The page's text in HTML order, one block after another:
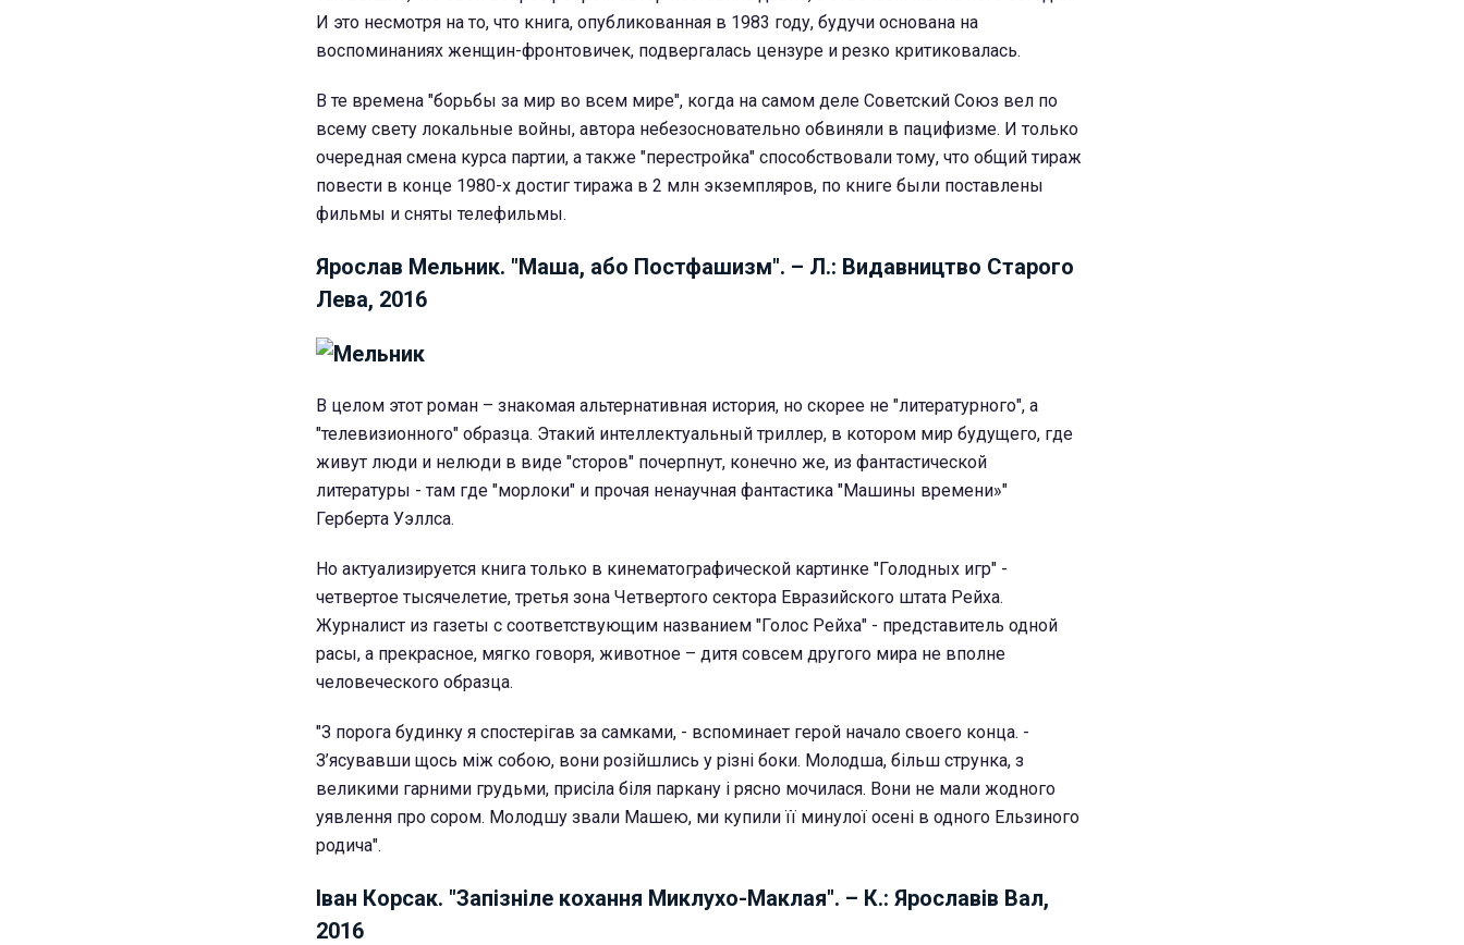
И это несмотря на то, что книга, опубликованная в 1983 году, будучи основана на
воспоминаниях женщин-фронтовичек, подвергалась цензуре и резко критиковалась.
В те времена "борьбы за мир во всем мире", когда на самом деле Советский Союз вел по
всему свету локальные войны, автора небезосновательно обвиняли в пацифизме. И только
очередная смена курса партии, а также "перестройка" способствовали тому, что общий тираж
повести в конце 1980-х достиг тиража в 2 млн экземпляров, по книге были поставлены
фильмы и сняты телефильмы.
Ярослав Мельник. "Маша, або Постфашизм". – Л.: Видавництво Старого
Лева, 2016
В целом этот роман – знакомая альтернативная история, но скорее не "литературного", а
"телевизионного" образца. Этакий интеллектуальный триллер, в котором мир будущего, где
живут люди и нелюди в виде "сторов" почерпнут, конечно же, из фантастической
литературы - там где "морлоки" и прочая ненаучная фантастика "Машины времени»"
Герберта Уэллса.
Но актуализируется книга только в кинематографической картинке "Голодных игр" -
четвертое тысячелетие, третья зона Четвертого сектора Евразийского штата Рейха.
Журналист из газеты с соответствующим названием "Голос Рейха" - представитель одной
расы, а прекрасное, мягко говоря, животное – дитя совсем другого мира не вполне
человеческого образца.
"З порога будинку я спостерігав за самками, - вспоминает герой начало своего конца. -
З’ясувавши щось між собою, вони розійшлись у різні боки. Молодша, більш струнка, з
великими гарними грудьми, присіла біля паркану і рясно мочилася. Вони не мали жодного
уявлення про сором. Молодшу звали Машею, ми купили її минулої осені в одного Ельзиного
родича".
Іван Корсак. "Запізніле кохання Миклухо-Маклая". – К.: Ярославів Вал,
2016